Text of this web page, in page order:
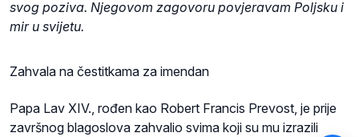
svog poziva. Njegovom zagovoru povjeravam Poljsku i
mir u svijetu.
Zahvala na čestitkama za imendan
Papa Lav XIV., rođen kao Robert Francis Prevost, je prije
završnog blagoslova zahvalio svima koji su mu izrazili